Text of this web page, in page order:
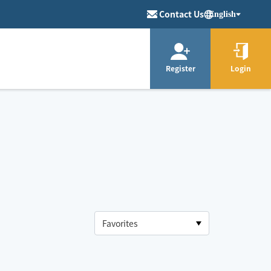
Contact Us English
Register Login